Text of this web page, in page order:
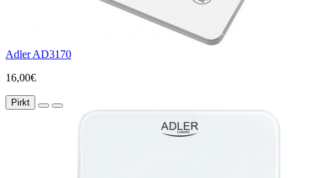
Adler AD3170
16,00€
Pirkt